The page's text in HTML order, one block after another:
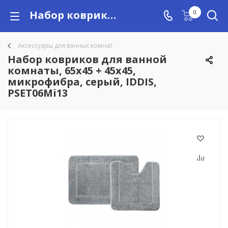
Набор ковриков для ванной комнаты, 65х45 + 45х45, микрофибра, серый, IDDIS, PSET06Mi13 купить в Алматы с доставкой по Казахстану, цены 0
Аксессуары для ванных комнат
Набор ковриков для ванной
комнаты, 65х45 + 45х45,
микрофибра, серый, IDDIS,
PSET06Mi13